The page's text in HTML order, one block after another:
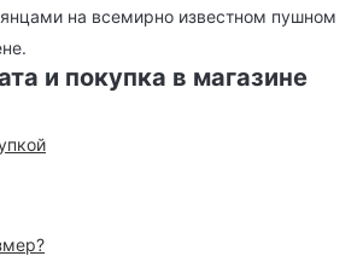
на всемирно известном пушном
и покупка в магазине